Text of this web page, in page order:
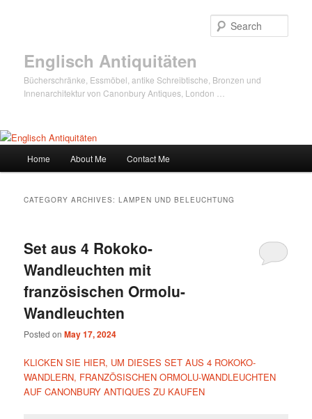
Englisch Antiquitäten
Bücherschränke, Essmöbel, antike Schreibtische, Bronzen und
Innenarchitektur von Canonbury Antiques, London …
Skip
content
Skip
content
Home About Me Contact Me
CATEGORY ARCHIVES:LAMPEN UND BELEUCHTUNG
Set aus 4 Rokoko-
Wandleuchten mit
französischen Ormolu-
Wandleuchten
Posted onMay 17, 2024
KLICKEN SIE HIER, UM DIESES SET AUS 4 ROKOKO-
WANDLERN, FRANZÖSISCHEN ORMOLU-WANDLEUCHTEN
AUF CANONBURY ANTIQUES ZU KAUFEN